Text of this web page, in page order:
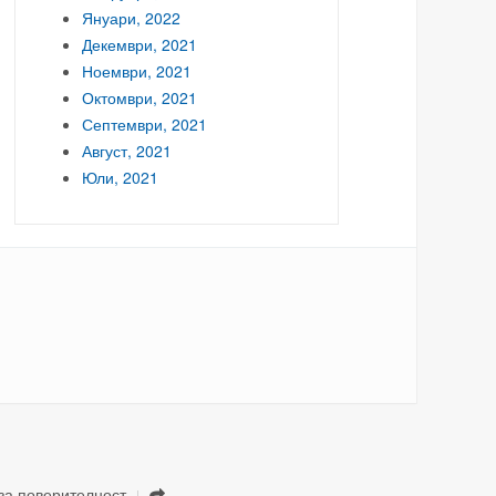
Януари, 2022
Декември, 2021
Ноември, 2021
Октомври, 2021
Септември, 2021
Август, 2021
Юли, 2021